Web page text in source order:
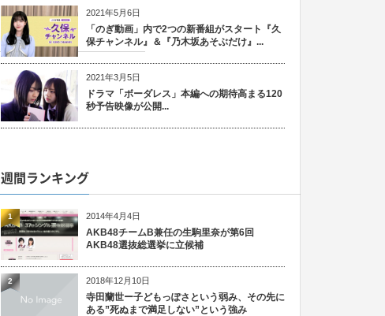
2021年5月6日
「のぎ動画」内で2つの新番組がスタート『久
保チャンネル』＆『乃木坂あそぶだけ』...
2021年3月5日
ドラマ「ボーダレス」本編への期待高まる120
秒予告映像が公開...
週間ランキング
2014年4月4日
AKB48チームB兼任の生駒里奈が第6回
AKB48選抜総選挙に立候補
1
2018年12月10日
寺田蘭世ー子どもっぽさという弱み、その先に
ある”死ぬまで満足しない”という強み
2